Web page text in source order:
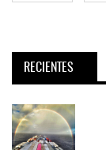
RECIENTES